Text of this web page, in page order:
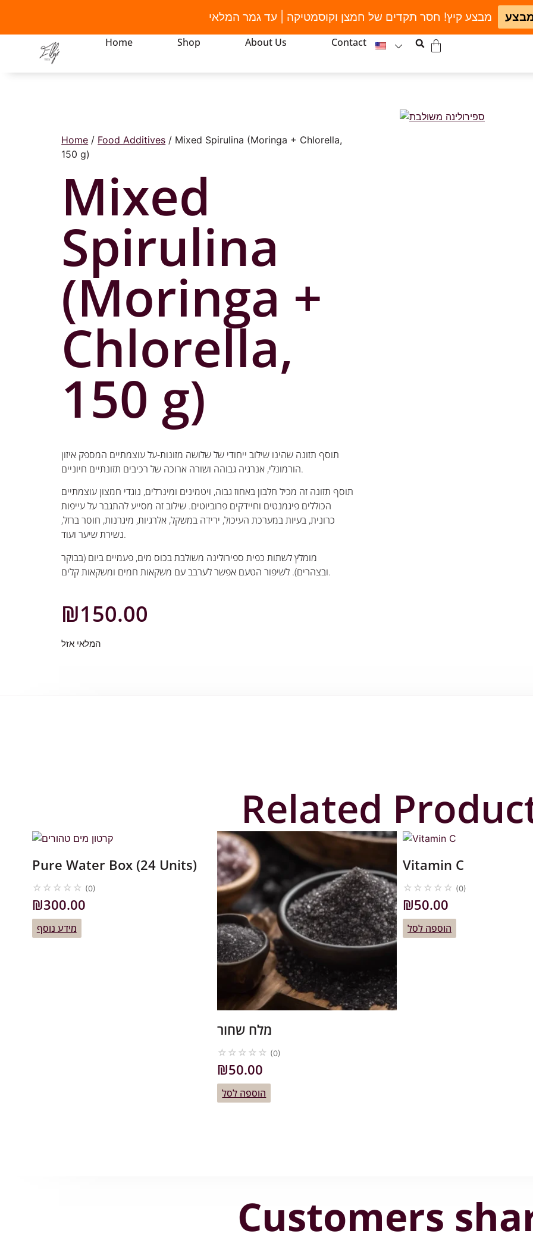
Home Shop About Us Contact
Home / Food Additives / Mixed Spirulina (Moringa + Chlorella,
150 g)
Mixed
Spirulina
(Moringa +
Chlorella,
150 g)
תוסף תזונה שהינו שילוב ייחודי של שלושה מזונות-על עוצמתיים המספק איזון
הורמונלי, אנרגיה גבוהה ושורה ארוכה של רכיבים תזונתיים חיוניים.
תוסף תזונה זה מכיל חלבון באחוז גבוה, ויטמינים ומינרלים, נוגדי חמצון עוצמתיים
הכוללים פיגמנטים וחיידקים פרוביוטים. שילוב זה מסייע להתגבר על עייפות
כרונית, בעיות במערכת העיכול, ירידה במשקל, אלרגיות, מיגרנות, חוסר ברזל,
נשירת שיער ועוד.
מומלץ לשתות כפית ספירולינה משולבת בכוס מים, פעמיים ביום (בבוקר
ובצהרים). לשיפור הטעם אפשר לערבב עם משקאות חמים ומשקאות קלים.
₪150.00
המלאי אזל
Related
Pure Water Box (24 Units)
☆ ☆ ☆ ☆ ☆ (0)
₪300.00
מידע נוסף
מלח שחור
☆ ☆ ☆ ☆ ☆ (0)
₪50.00
הוספה לסל
Vitamin C
☆ ☆ ☆ ☆ ☆ (0)
₪50.00
הוספה לסל
Customers
מבצע קיץ! חסר תקדים של חמצן וקוסמטיקה | עד גמר המלאי